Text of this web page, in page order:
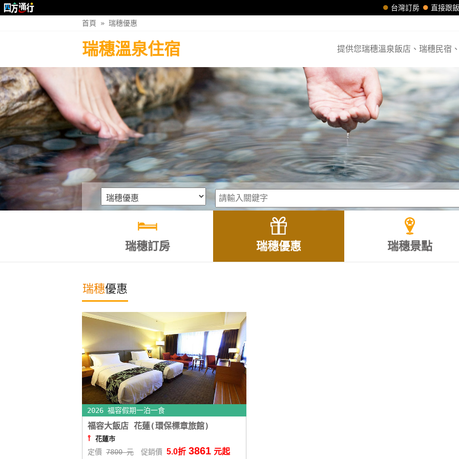
直接跟
台灣訂房
首頁 » 瑞穗優惠
瑞穗溫泉住宿 提供您瑞穗溫泉飯店、瑞穗民
瑞穗訂房 瑞穗優惠 瑞穗景點
瑞穗優惠
2026 福容假期一泊一食
福容大飯店 花蓮(環保標章旅館)
⫯ 花蓮市
定價 7800 元 促銷價 5.0折 3861 元起